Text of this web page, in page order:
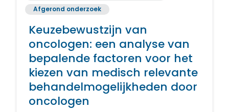
Afgerond onderzoek
Keuzebewustzijn van
oncologen: een analyse van
bepalende factoren voor het
kiezen van medisch relevante
behandelmogelijkheden door
oncologen